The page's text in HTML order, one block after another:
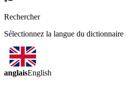
Rechercher
Sélectionnez la langue du dictionnaire
anglaisEnglish